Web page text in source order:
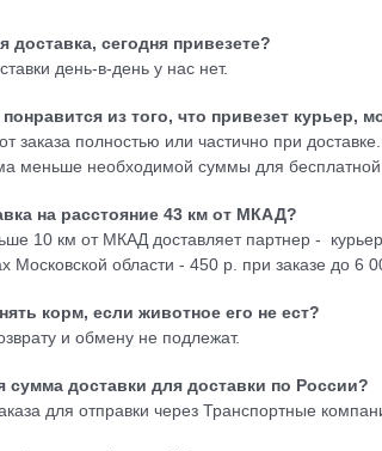
сегодня привезете?
день-в-день у нас нет.
из того, что привезет курьер,
заказа полностью или частично при
меньше необходимой суммы для
на расстояние 43 км от МКАД?
10 км от МКАД доставляет партнер -
Московской области - 450 р. при заказе до 6
корм, если животное его не ест?
и обмену не подлежат.
сумма доставки для доставки по России?
для отправки через Транспортные